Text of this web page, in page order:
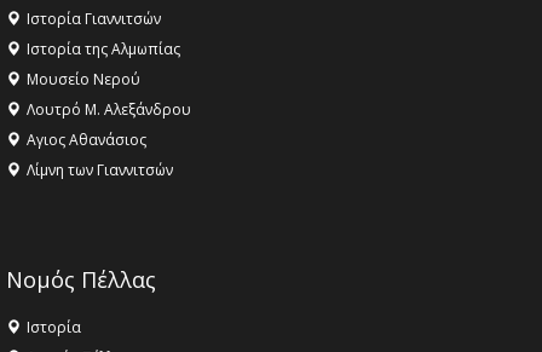
Ιστορία Γιαννιτσών
Ιστορία της Αλμωπίας
Μουσείο Νερού
Λουτρό Μ. Αλεξάνδρου
Αγιος Αθανάσιος
Λίμνη των Γιαννιτσών
Νομός Πέλλας
Ιστορία